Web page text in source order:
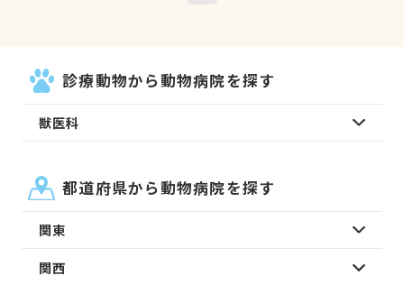
診療動物から動物病院を探す
獣医科
都道府県から動物病院を探す
関東
関西